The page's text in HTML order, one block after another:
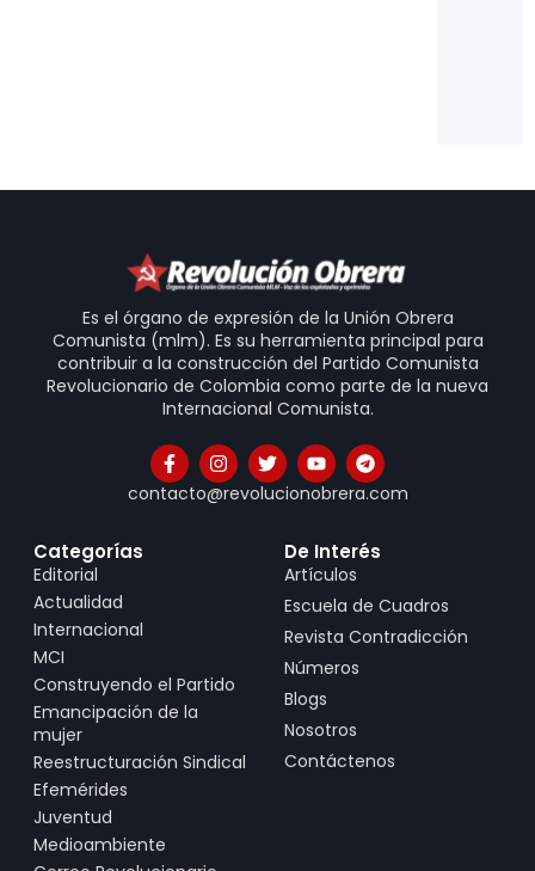
Es el órgano de expresión de la Unión Obrera
Comunista (mlm). Es su herramienta principal para
contribuir a la construcción del Partido Comunista
Revolucionario de Colombia como parte de la nueva
Internacional Comunista.
contacto@revolucionobrera.com
Categorías
Editorial
Actualidad
Internacional
MCI
Construyendo el Partido
Emancipación de la
mujer
Reestructuración Sindical
Efemérides
Juventud
Medioambiente
De Interés
Artículos
Escuela de Cuadros
Revista Contradicción
Números
Blogs
Nosotros
Contáctenos